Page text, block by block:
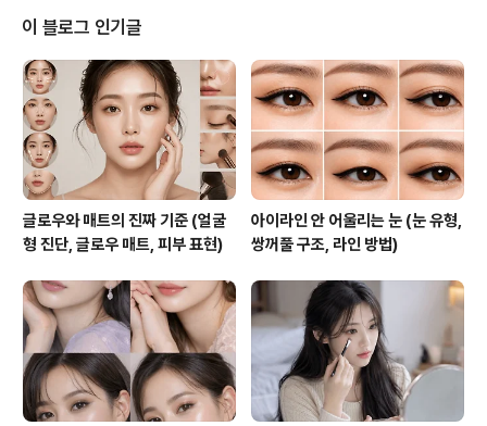
이 블로그 인기글
글로우와 매트의 진짜 기준 (얼굴
형 진단, 글로우 매트, 피부 표현)
아이라인 안 어울리는 눈 (눈 유형,
쌍꺼풀 구조, 라인 방법)